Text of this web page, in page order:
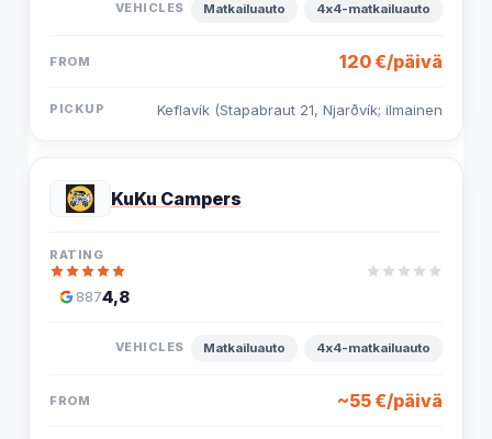
Matkailuauto 4x4-matkailuauto
120 €/päivä
Keflavík (Stapabraut 21, Njarðvík; ilmainen
KuKu Campers
4,8
887
Matkailuauto 4x4-matkailuauto
~55 €/päivä